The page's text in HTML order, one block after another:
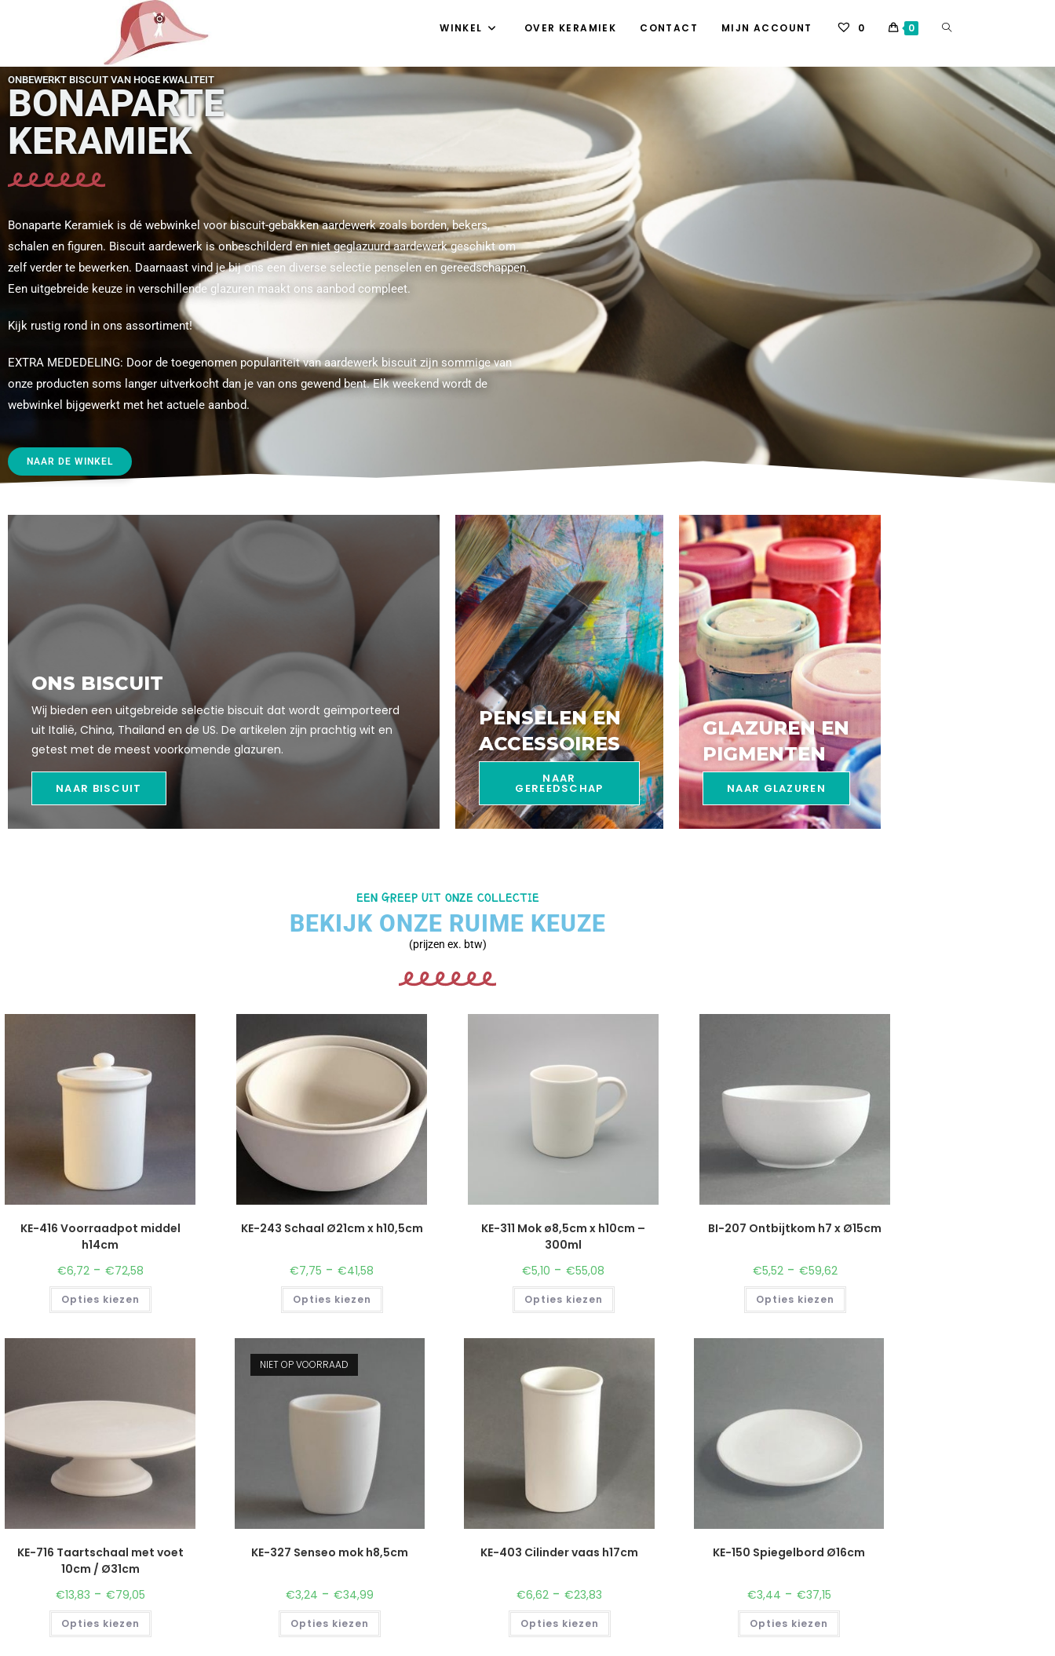
WINKEL OVER KERAMIEK CONTACT MIJN ACCOUNT 0 0
ONBEWERKT BISCUIT VAN HOGE KWALITEIT
BONAPARTE
KERAMIEK
Bonaparte Keramiek is dé webwinkel voor biscuit-gebakken aardewerk zoals borden, bekers,
schalen en figuren. Biscuit aardewerk is onbeschilderd en niet geglazuurd aardewerk geschikt om
zelf verder te bewerken. Daarnaast vind je bij ons een diverse selectie penselen en gereedschappen.
Een uitgebreide keuze in verschillende glazuren maakt ons aanbod compleet.
Kijk rustig rond in ons assortiment!
EXTRA MEDEDELING: Door de toegenomen populariteit van aardewerk biscuit zijn sommige van
onze producten soms langer uitverkocht dan je van ons gewend bent. Elk weekend wordt de
webwinkel bijgewerkt met het actuele aanbod.
NAAR DE WINKEL
ONS BISCUIT
Wij bieden een uitgebreide selectie biscuit dat wordt geïmporteerd
uit Italië, China, Thailand en de US. De artikelen zijn prachtig wit en
getest met de meest voorkomende glazuren.
NAAR BISCUIT
PENSELEN EN
ACCESSOIRES
NAAR
GEREEDSCHAP
GLAZUREN EN
PIGMENTEN
NAAR GLAZUREN
EEN GREEP UIT ONZE COLLECTIE
BEKIJK ONZE RUIME KEUZE
(prijzen ex. btw)
KE-416 Voorraadpot middel
h14cm
€6,72 - €72,58
Opties kiezen
KE-243 Schaal Ø21cm x h10,5cm
€7,75 - €41,58
Opties kiezen
KE-311 Mok ø8,5cm x h10cm –
300ml
€5,10 - €55,08
Opties kiezen
BI-207 Ontbijtkom h7 x Ø15cm
€5,52 - €59,62
Opties kiezen
KE-716 Taartschaal met voet
10cm / Ø31cm
€13,83 - €79,05
Opties kiezen
NIET OP VOORRAAD
KE-327 Senseo mok h8,5cm
€3,24 - €34,99
Opties kiezen
KE-403 Cilinder vaas h17cm
€6,62 - €23,83
Opties kiezen
KE-150 Spiegelbord Ø16cm
€3,44 - €37,15
Opties kiezen